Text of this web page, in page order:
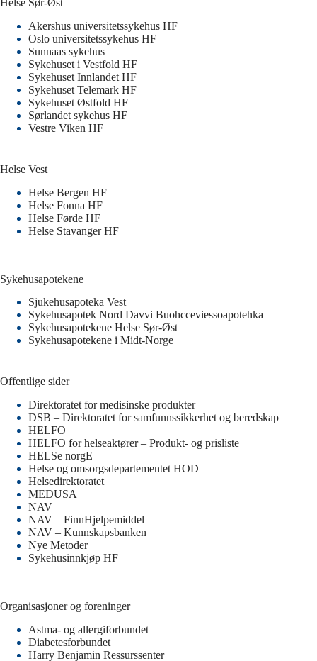
Helse Sør-Øst
Akershus universitetssykehus HF
Oslo universitetssykehus HF
Sunnaas sykehus
Sykehuset i Vestfold HF
Sykehuset Innlandet HF
Sykehuset Telemark HF
Sykehuset Østfold HF
Sørlandet sykehus HF
Vestre Viken HF
Helse Vest
Helse Bergen HF
Helse Fonna HF
Helse Førde HF
Helse Stavanger HF
Sykehusapotekene
Sjukehusapoteka Vest
Sykehusapotek Nord Davvi Buohcceviessoapotehka
Sykehusapotekene Helse Sør-Øst
Sykehusapotekene i Midt-Norge
Offentlige sider
Direktoratet for medisinske produkter
DSB – Direktoratet for samfunnssikkerhet og beredskap
HELFO
HELFO for helseaktører – Produkt- og prisliste
HELSe norgE
Helse og omsorgsdepartementet HOD
Helsedirektoratet
MEDUSA
NAV
NAV – FinnHjelpemiddel
NAV – Kunnskapsbanken
Nye Metoder
Sykehusinnkjøp HF
Organisasjoner og foreninger
Astma- og allergiforbundet
Diabetesforbundet
Harry Benjamin Ressurssenter